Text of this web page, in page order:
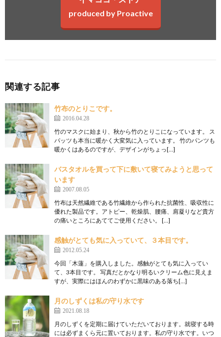
produced by Proactive
関連する記事
竹布のとりこです。
2016.04.28
竹のマスクに始まり、秋から竹のとりこになっています。 ス
パッツも本当に暖かく大変気に入っています。 竹のパンツも
暖かくはあるのですが、デザインがちょっ[…]
バスタオルを買って下に敷いて寝てみようと思って
います
2007.08.05
竹布は天然繊維である竹繊維から作られた抗菌性、吸収性に
優れた製品です。アトピー、乾燥肌、腰痛、肩凝りなど貴方
の痛いところにあててご使用ください。 […]
感触がとても気に入っていて、３本目です。
2012.05.24
今回「木蓮」を購入しました。感触がとても気に入ってい
て、3本目です。 写真だとかなり明るいクリーム色に見えま
すが、実際にはほんのわずかに黒味のある落ち[…]
月のしずくは私の守り水です
2021.08.18
月のしずくを定期に届けていただいております。就寝する時
には必ずまくら元に置いております。私の守り水です。いつ